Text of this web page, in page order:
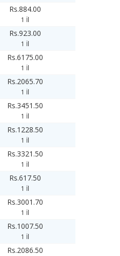
Rs.884.00
1 İl
Rs.923.00
1 İl
Rs.6175.00
1 İl
Rs.2065.70
1 İl
Rs.3451.50
1 İl
Rs.1228.50
1 İl
Rs.3321.50
1 İl
Rs.617.50
1 İl
Rs.3001.70
1 İl
Rs.1007.50
1 İl
Rs.2086.50